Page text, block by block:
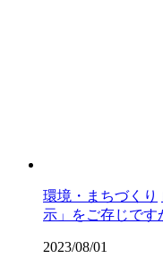
環境・まちづくり
示」をご存じです
2023/08/01